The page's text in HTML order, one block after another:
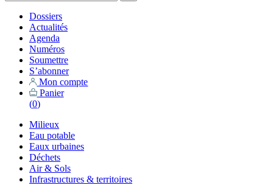
Dossiers
Actualités
Agenda
Numéros
Soumettre
S’abonner
Mon compte
Panier
(0)
Milieux
Eau potable
Eaux urbaines
Déchets
Air & Sols
Infrastructures & territoires